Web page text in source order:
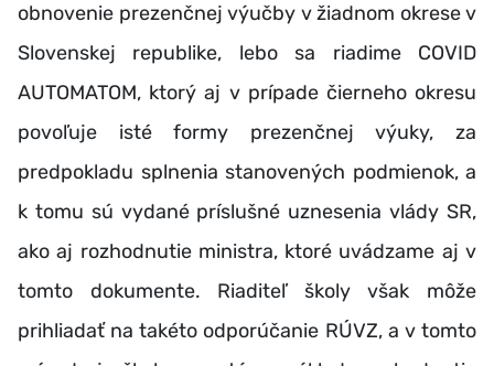
obnovenie prezenčnej výučby v žiadnom okrese v
Slovenskej republike, lebo sa riadime COVID
AUTOMATOM, ktorý aj v prípade čierneho okresu
povoľuje isté formy prezenčnej výuky, za
predpokladu splnenia stanovených podmienok, a
k tomu sú vydané príslušné uznesenia vlády SR,
ako aj rozhodnutie ministra, ktoré uvádzame aj v
tomto dokumente. Riaditeľ školy však môže
prihliadať na takéto odporúčanie RÚVZ, a v tomto